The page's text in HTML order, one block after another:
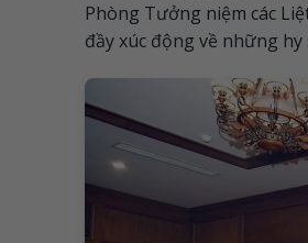
Phòng Tưởng niệm các
đầy xúc động về những